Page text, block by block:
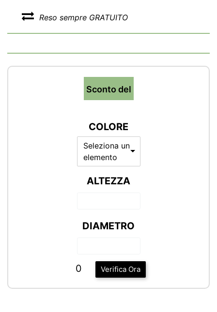
Reso sempre GRATUITO
Sconto del
COLORE
Seleziona un
elemento
ALTEZZA
DIAMETRO
Verifica Ora
0